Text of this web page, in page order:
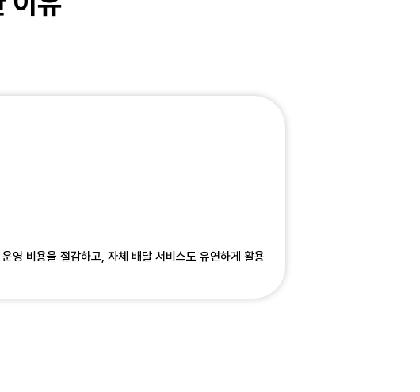
영 비용을 절감하고, 자체 배달 서비스도 유연하게 활용